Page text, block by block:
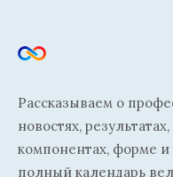
Рассказываем о
новостях,
компонентах, форме
полный календарь